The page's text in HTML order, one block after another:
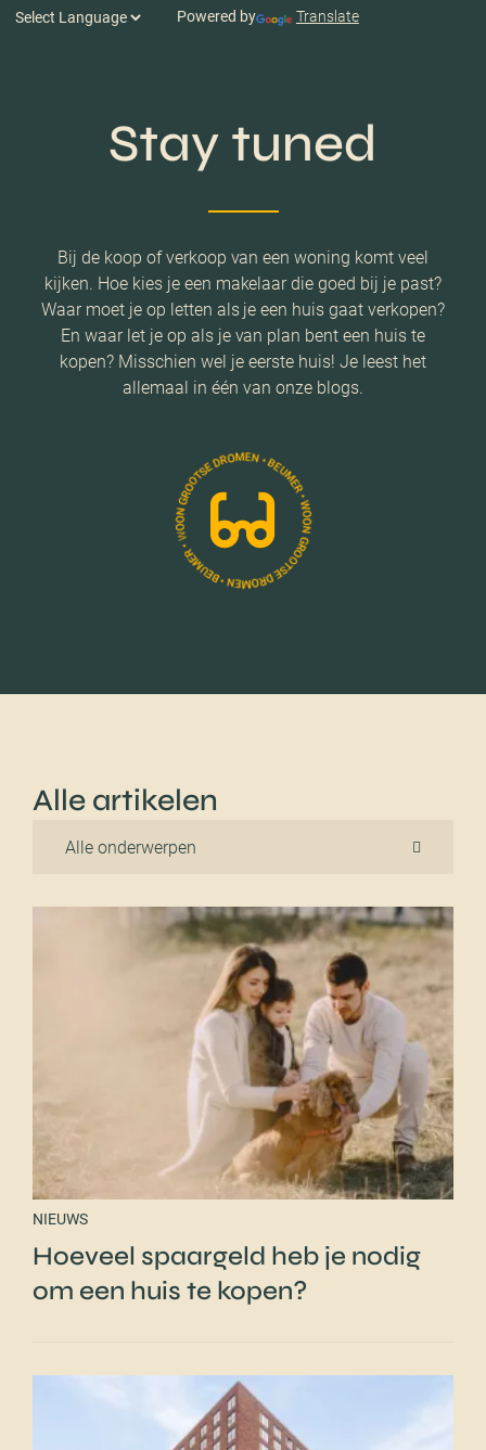
Powered by Translate
Stay tuned
Bij de koop of verkoop van een woning komt veel
kijken. Hoe kies je een makelaar die goed bij je past?
Waar moet je op letten als je een huis gaat verkopen?
En waar let je op als je van plan bent een huis te
kopen? Misschien wel je eerste huis! Je leest het
allemaal in één van onze blogs.
Alle artikelen
Alle onderwerpen
NIEUWS
Hoeveel spaargeld heb je nodig
om een huis te kopen?